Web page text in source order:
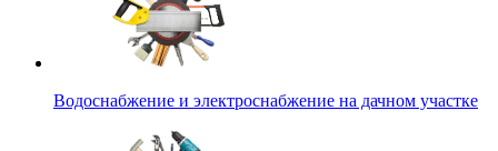
Водоснабжение и электроснабжение на дачном участке